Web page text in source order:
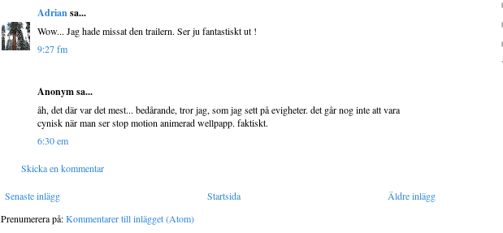
Adriansa...
Wow... Jag hade missat den trailern. Ser ju fantastiskt ut !
9:27 fm
Anonym sa...
åh, det där var det mest... bedårande, tror jag, som jag sett på evigheter. det går nog inte att vara
cynisk när man ser stop motion animerad wellpapp. faktiskt.
6:30 em
Skicka en kommentar
Senaste inlägg Äldre inlägg
Startsida
Prenumerera på:Kommentarer till inlägget (Atom)